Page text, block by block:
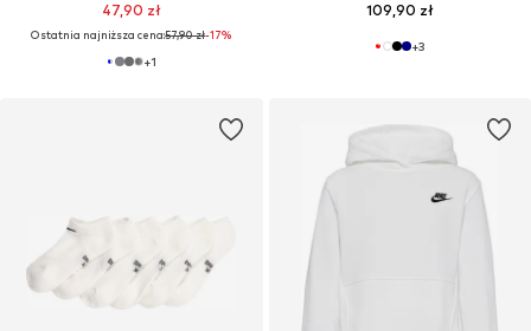
47,90 zł
Ostatnia najniższa cena:57,90 zł-17%
+1
109,90 zł
+3